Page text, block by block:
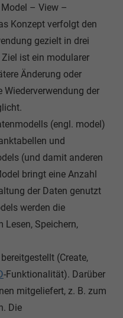
– View –
Konzept verfolgt den
gezielt in drei
ist ein modularer
Änderung oder
Wiederverwendung der
(engl. model)
und
(und damit anderen
bringt eine Anzahl
der Daten genutzt
werden die
Lesen, Speichern,
(Create,
-Funktionalität). Darüber
mitgeliefert, z. B. zum
Die